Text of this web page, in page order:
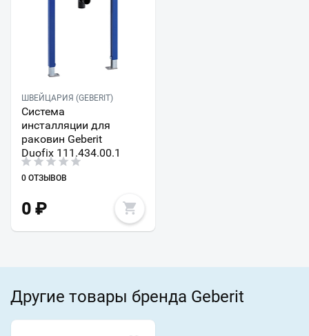
ШВЕЙЦАРИЯ (GEBERIT)
Система
инсталляции для
раковин Geberit
Duofix 111.434.00.1
0 ОТЗЫВОВ
0 ₽
Другие товары бренда Geberit